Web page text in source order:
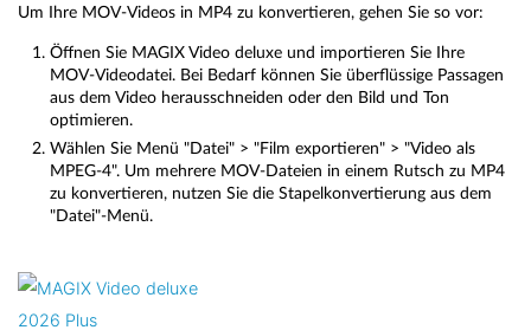
Um Ihre MOV-Videos in MP4 zu konvertieren, gehen Sie so vor:
Öffnen Sie MAGIX Video deluxe und importieren Sie Ihre
MOV-Videodatei. Bei Bedarf können Sie überflüssige Passagen
aus dem Video herausschneiden oder den Bild und Ton
optimieren.
Wählen Sie Menü "Datei" > "Film exportieren" > "Video als
MPEG-4". Um mehrere MOV-Dateien in einem Rutsch zu MP4
zu konvertieren, nutzen Sie die Stapelkonvertierung aus dem
"Datei"-Menü.